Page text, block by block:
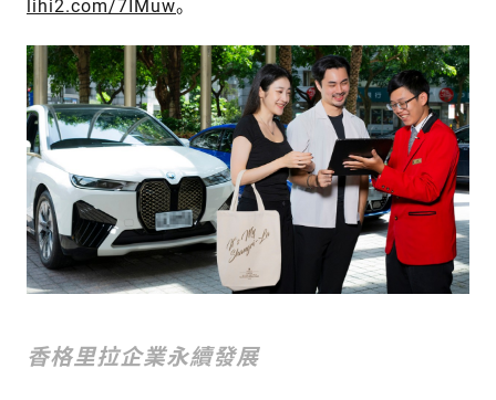
lihi2.com/7IMuw。
香格里拉企業永續發展